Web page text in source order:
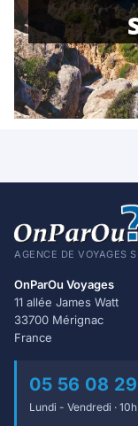
AGENCE DE VOYAGES
OnParOu Voyages
11 allée James Watt
33700 Mérignac
France
05 56 08
Lundi - Vendredi ·